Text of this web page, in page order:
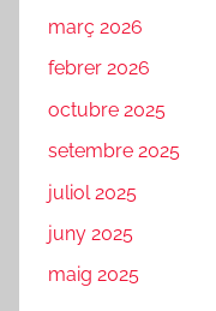
març 2026
febrer 2026
octubre 2025
setembre 2025
juliol 2025
juny 2025
maig 2025